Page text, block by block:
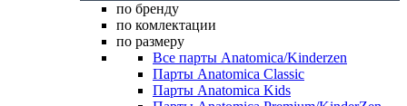
по бренду
по комлектации
по размеру
Все парты Anatomica/Kinderzen
Парты Anatomica Classic
Парты Anatomica Kids